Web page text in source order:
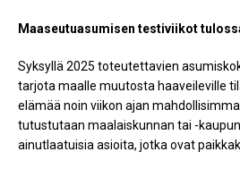
Maaseutuasumisen testiviikot
Syksyllä 2025 toteutettavien
tarjota maalle muutosta haaveileville
elämää noin viikon ajan
tutustutaan maalaiskunnan tai -
ainutlaatuisia asioita, jotka ovat